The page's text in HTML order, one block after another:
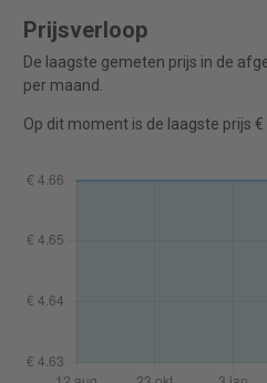
Prijsverloop
De laagste gemeten prijs in de
per maand.
Op dit moment is de laagste prijs